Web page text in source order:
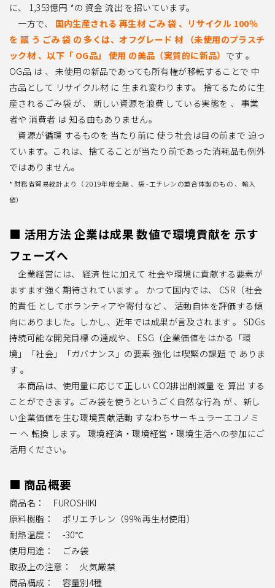
に、 1,353億円 *の 資金 流出 を招いています。
一方で、 国内生産される 再生材 ごみ 袋 、リサイクル 100％
を 謳 う ごみ 袋 の 多くは、オフグレード 材 （未使用のプラスチ
ック材 、以下「 OG品」 使用 の美品（実質的に新品） です 。
OG品 は 、 未使用の新品であっても所有権が移転することで 中
古品として リサイクル材 に 生 まれ変わります。 捨てるために生
産されるごみ袋 が、 新しい資源を浪費 している実態を 、 事業
者や 消費者 は 知る由もありません。
資源が循環 するものを 当たり前に 使う社会は目の前まで 迫っ
ています。これは、捨てるこ とが当たり前であった消耗品も例外
ではありません。
* 財務省貿易統計より（ 2019年度全期 、袋 -エチレンの重合体製のもの 、輸入
値）
■ 活用方法 企業は成果 数値で環境貢献を 示す
フェーズへ
企業経営には、 経済 性に加えて 社会や環境に貢献する要素が
ますます強く期待されています 。 かつて国内では、 CSR（社会
的責任 としてボランティアや寄付など 、 活動自体を評価する傾
向にありました。しかし、近年では成果が言及されます 。 SDGs
持続可能な開発目標 の達成や、 ESG（企業価値をはかる「環
境」「社会」「ガバナンス」の要素 強化 は喫緊の課題 で ありま
す 。
本商品は、使用量に応じて正しい CO2排出削減量 を 算出 する
ことができます。ごみ袋を使うというごく自然な行為 が 、新し
い企業価値を生む環境貢献活動 すなわちサーキュラーエコノミ
ー へ 転換 します。 環境経済・環境経営・環境生活への参加にご
活用ください。
■ 商品概要
商品名： FUROSHIKI
原料樹脂： ポリエチレン（99％再生材使用）
耐熱温度： -30℃
使用用途： ごみ袋
取扱上の注意： 火気厳禁
商品構成： 容量別4種